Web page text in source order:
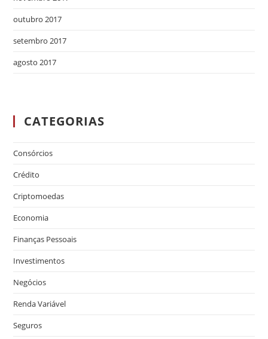
outubro 2017
setembro 2017
agosto 2017
CATEGORIAS
Consórcios
Crédito
Criptomoedas
Economia
Finanças Pessoais
Investimentos
Negócios
Renda Variável
Seguros